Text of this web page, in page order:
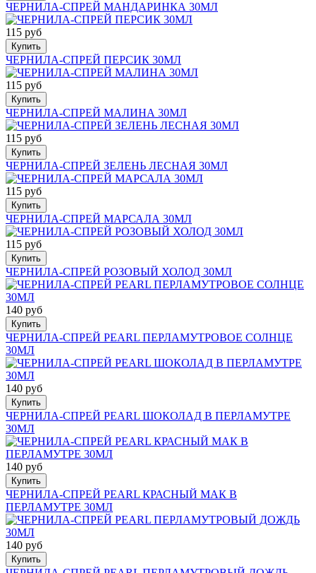
ЧЕРНИЛА-СПРЕЙ МАНДАРИНКА 30МЛ
115 руб
Купить
ЧЕРНИЛА-СПРЕЙ ПЕРСИК 30МЛ
115 руб
Купить
ЧЕРНИЛА-СПРЕЙ МАЛИНА 30МЛ
115 руб
Купить
ЧЕРНИЛА-СПРЕЙ ЗЕЛЕНЬ ЛЕСНАЯ 30МЛ
115 руб
Купить
ЧЕРНИЛА-СПРЕЙ МАРСАЛА 30МЛ
115 руб
Купить
ЧЕРНИЛА-СПРЕЙ РОЗОВЫЙ ХОЛОД 30МЛ
140 руб
Купить
ЧЕРНИЛА-СПРЕЙ PEARL ПЕРЛАМУТРОВОЕ СОЛНЦЕ
30МЛ
140 руб
Купить
ЧЕРНИЛА-СПРЕЙ PEARL ШОКОЛАД В ПЕРЛАМУТРЕ
30МЛ
140 руб
Купить
ЧЕРНИЛА-СПРЕЙ PEARL КРАСНЫЙ МАК В
ПЕРЛАМУТРЕ 30МЛ
140 руб
Купить